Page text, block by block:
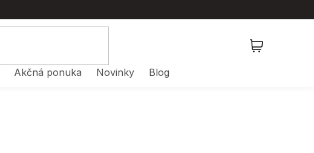
Akčná ponuka Novinky Blog